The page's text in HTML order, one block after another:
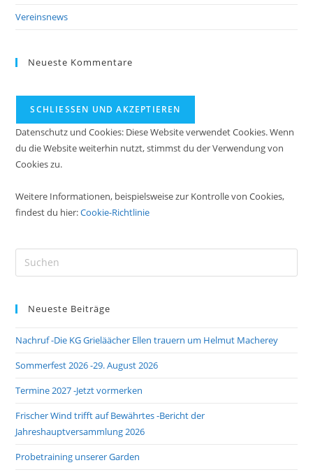
Vereinsnews
Neueste Kommentare
Datenschutz und Cookies: Diese Website verwendet Cookies. Wenn
du die Website weiterhin nutzt, stimmst du der Verwendung von
Cookies zu.
Weitere Informationen, beispielsweise zur Kontrolle von Cookies,
findest du hier:Cookie-Richtlinie
Neueste Beiträge
Nachruf -Die KG Grieläächer Ellen trauern um Helmut Macherey
Sommerfest 2026 -29. August 2026
Termine 2027 -Jetzt vormerken
Frischer Wind trifft auf Bewährtes -Bericht der
Jahreshauptversammlung 2026
Probetraining unserer Garden